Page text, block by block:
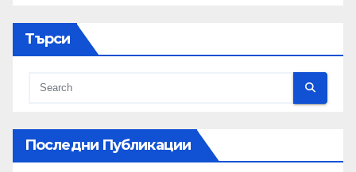
Търси
Последни Публикации